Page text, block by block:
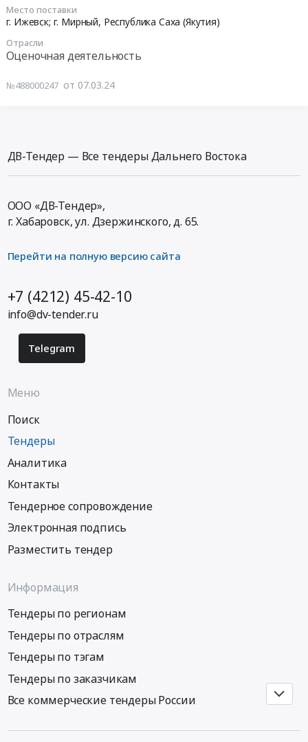
Место поставки
г. Ижевск; г. Мирный, Республика Саха (Якутия)
Отрасли
Оценочная деятельность
№488000247 от 07.03.24
ДВ-Тендер — Все тендеры Дальнего Востока
ООО «ДВ-Тендер»,
г. Хабаровск,ул. Дзержинского, д. 65.
Перейти на полную версию сайта
+7 (4212) 45-42-10
info@dv-tender.ru
Telegram
Меню
Поиск
Тендеры
Аналитика
Контакты
Тендерное сопровождение
Электронная подпись
Разместить тендер
Информация
Тендеры по регионам
Тендеры по отраслям
Тендеры по тэгам
Тендеры по заказчикам
Все коммерческие тендеры России